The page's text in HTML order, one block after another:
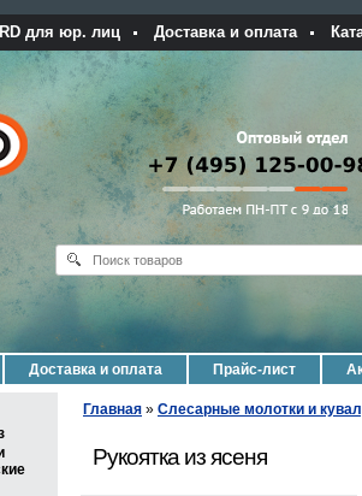
для юр. лиц Доставка и оплата
Доставка и оплата Прайс-лист
Главная » Слесарные молотки и
Рукоятка из ясеня